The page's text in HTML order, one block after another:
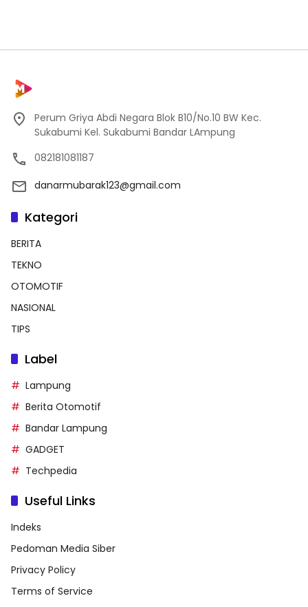
Perum Griya Abdi Negara Blok B10/No.10 BW Kec.
Sukabumi Kel. Sukabumi Bandar LAmpung
082181081187
danarmubarak123@gmail.com
Kategori
BERITA
TEKNO
OTOMOTIF
NASIONAL
TIPS
Label
Lampung
Berita Otomotif
Bandar Lampung
GADGET
Techpedia
Useful Links
Indeks
Pedoman Media Siber
Privacy Policy
Terms of Service